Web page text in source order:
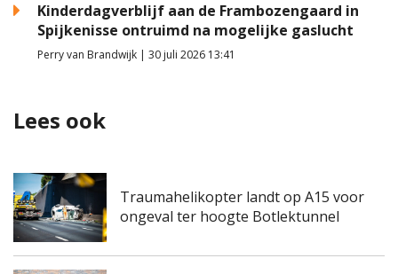
Kinderdagverblijf aan de Frambozengaard in
Spijkenisse ontruimd na mogelijke gaslucht
Perry van Brandwijk | 30 juli 2026 13:41
Lees ook
Traumahelikopter landt op A15 voor
ongeval ter hoogte Botlektunnel